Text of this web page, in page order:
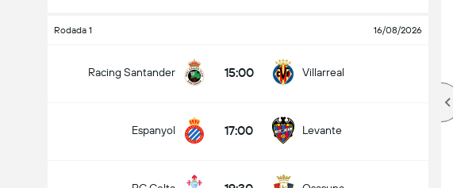
Rodada 1 16/08/2026
Racing Santander 15:00 Villarreal
Espanyol 17:00 Levante
Mais que